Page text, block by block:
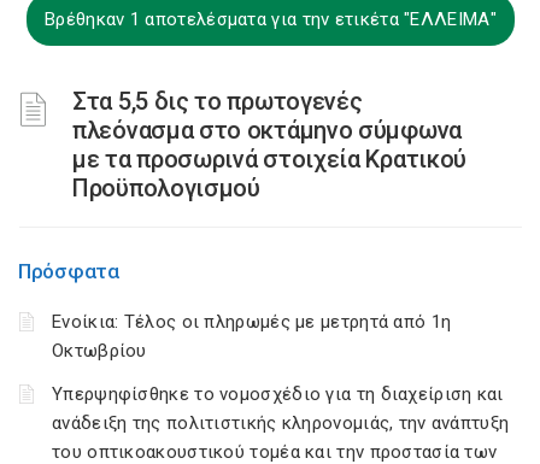
Βρέθηκαν 1 αποτελέσματα για την ετικέτα "ΕΛΛΕΙΜΑ"
Στα 5,5 δις το πρωτογενές
πλεόνασμα στο οκτάμηνο σύμφωνα
με τα προσωρινά στοιχεία Κρατικού
Προϋπολογισμού
Πρόσφατα
Ενοίκια: Τέλος οι πληρωμές με μετρητά από 1η
Οκτωβρίου
Υπερψηφίσθηκε το νομοσχέδιο για τη διαχείριση και
ανάδειξη της πολιτιστικής κληρονομιάς, την ανάπτυξη
του οπτικοακουστικού τομέα και την προστασία των